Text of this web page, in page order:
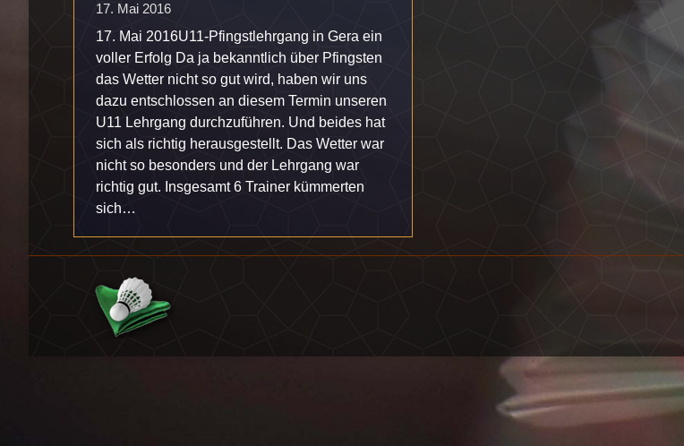
17. Mai 2016
17. Mai 2016U11-Pfingstlehrgang in Gera ein
voller Erfolg Da ja bekanntlich über Pfingsten
das Wetter nicht so gut wird, haben wir uns
dazu entschlossen an diesem Termin unseren
U11 Lehrgang durchzuführen. Und beides hat
sich als richtig herausgestellt. Das Wetter war
nicht so besonders und der Lehrgang war
richtig gut. Insgesamt 6 Trainer kümmerten
sich…